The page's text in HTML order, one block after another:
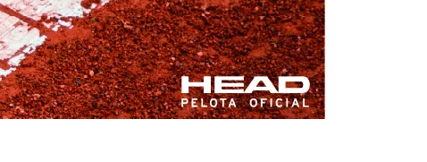
MUÑOZ ABREU, J. 67
DE LA TORRE
SÁNCHEZ, R. 77
FERNÁNDEZ RABANER, A. 55